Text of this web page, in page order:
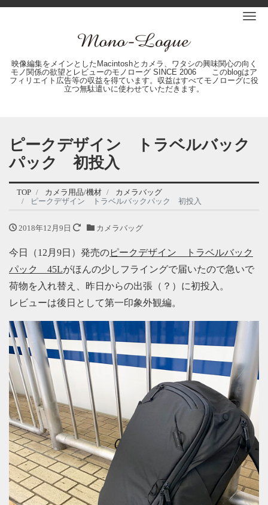
映像編集をメインとしたMacintoshとカメラ、ワタシの興味関心の向く
モノ関係の欲望とレビューのモノローグ SINCE 2006 このblogはア
フィリエイト広告等の収益を得ています。収益はすべてモノローグに役
立つ無駄遣いに使わせていただきます。
ピークデザイン トラベルバック
パック 初投入
TOP カメラ用品/機材
カメラバッグ
ピークデザイン トラベルバックパック 初投入
2018年12月9日 カメラバッグ
今日（12月9日）発売のピークデザイン トラベルバック
パック 45Lがほんの少しフライングで届いたので急いで
荷物を入れ替え、昨日からの出張（？）に初投入。
レビューは後日として第一印象外観編。